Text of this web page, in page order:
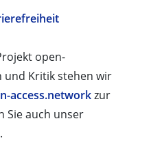
open-
und Kritik stehen wir
access.networkzur
Sie auch unser